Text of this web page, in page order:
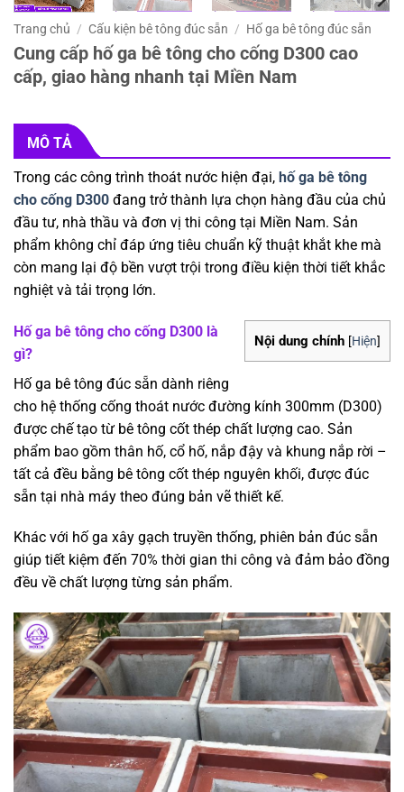
Trang chủ / Cấu kiện bê tông đúc sẵn / Hố ga bê tông đúc sẵn
Cung cấp hố ga bê tông cho cống D300 cao
cấp, giao hàng nhanh tại Miền Nam
MÔ TẢ
Trong các công trình thoát nước hiện đại, hố ga bê tông
cho cống D300 đang trở thành lựa chọn hàng đầu của chủ
đầu tư, nhà thầu và đơn vị thi công tại Miền Nam. Sản
phẩm không chỉ đáp ứng tiêu chuẩn kỹ thuật khắt khe mà
còn mang lại độ bền vượt trội trong điều kiện thời tiết khắc
nghiệt và tải trọng lớn.
Nội dung chính [Hiện]
Hố ga bê tông cho cống D300 là
gì?
Hố ga bê tông đúc sẵn dành riêng
cho hệ thống cống thoát nước đường kính 300mm (D300)
được chế tạo từ bê tông cốt thép chất lượng cao. Sản
phẩm bao gồm thân hố, cổ hố, nắp đậy và khung nắp rời –
tất cả đều bằng bê tông cốt thép nguyên khối, được đúc
sẵn tại nhà máy theo đúng bản vẽ thiết kế.
Khác với hố ga xây gạch truyền thống, phiên bản đúc sẵn
giúp tiết kiệm đến 70% thời gian thi công và đảm bảo đồng
đều về chất lượng từng sản phẩm.